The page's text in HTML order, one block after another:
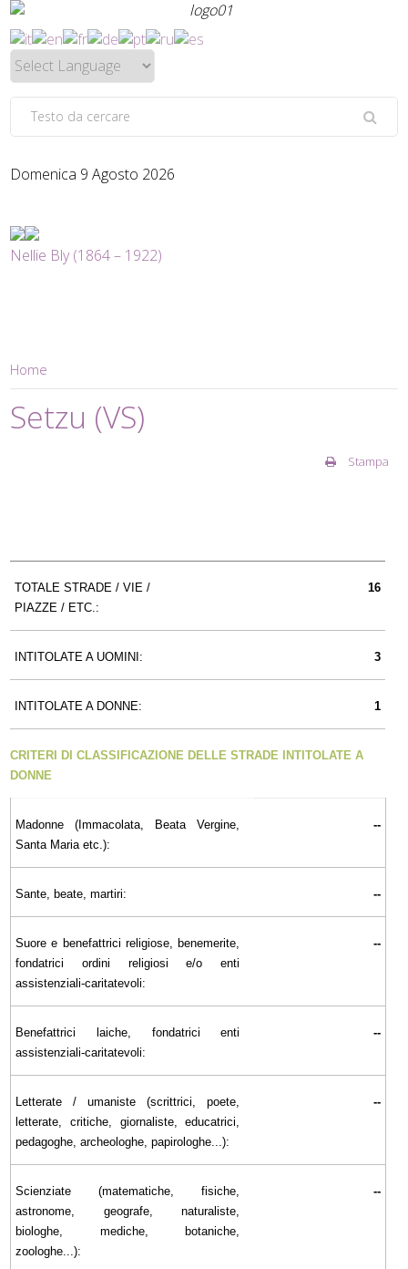
Domenica 9 Agosto 2026
Nellie Bly (1864 – 1922)
Home
Setzu (VS)
Stampa
TOTALE STRADE / VIE /
PIAZZE / ETC.:
16
INTITOLATE A UOMINI: 3
INTITOLATE A DONNE: 1
CRITERI DI CLASSIFICAZIONE DELLE STRADE INTITOLATE A
DONNE
Madonne (Immacolata, Beata Vergine,
Santa Maria etc.):
--
Sante, beate, martiri: --
Suore e benefattrici religiose, benemerite,
fondatrici ordini religiosi e/o enti
assistenziali-caritatevoli:
--
Benefattrici laiche, fondatrici enti
assistenziali-caritatevoli:
--
Letterate / umaniste (scrittrici, poete,
letterate, critiche, giornaliste, educatrici,
pedagoghe, archeologhe, papirologhe...):
--
Scienziate (matematiche, fisiche,
astronome, geografe, naturaliste,
biologhe, mediche, botaniche,
zoologhe...):
--